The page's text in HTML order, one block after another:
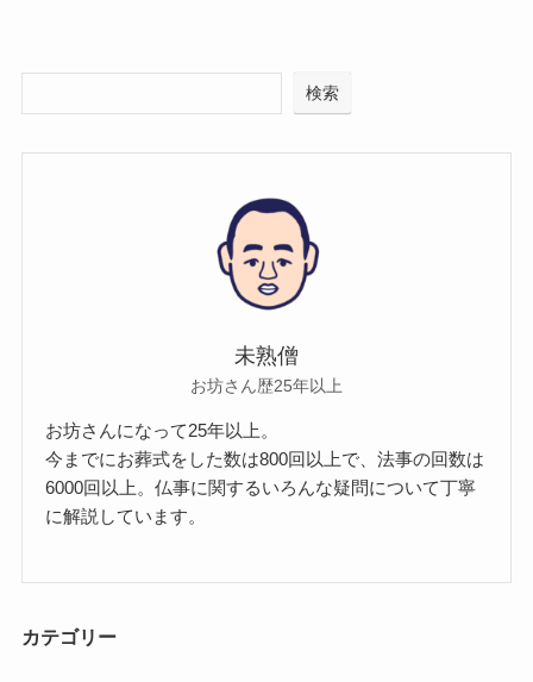
検索
未熟僧
お坊さん歴25年以上
お坊さんになって25年以上。
今までにお葬式をした数は800回以上で、法事の回数は
6000回以上。仏事に関するいろんな疑問について丁寧
に解説しています。
カテゴリー